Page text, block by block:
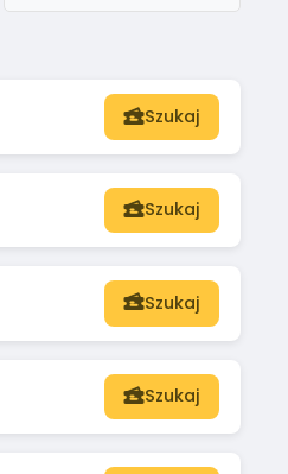
Szukaj
Szukaj
Szukaj
Szukaj